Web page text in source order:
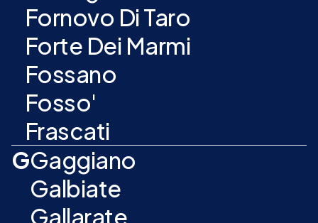
Fornovo Di Taro
Forte Dei Marmi
Fossano
Fosso'
Frascati
GGaggiano
Galbiate
Gallarate